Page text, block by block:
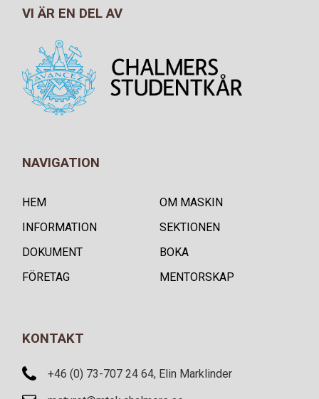
VI ÄR EN DEL AV
NAVIGATION
HEM
OM MASKIN
INFORMATION
SEKTIONEN
DOKUMENT
BOKA
FÖRETAG
MENTORSKAP
KONTAKT
+46 (0) 73-707 24 64, Elin Marklinder